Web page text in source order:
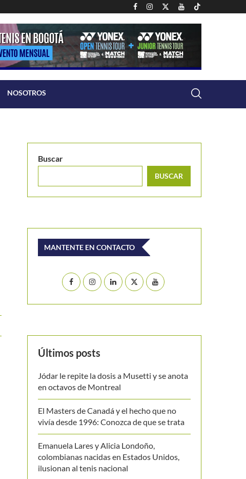
NOSOTROS
Buscar
BUSCAR
MANTENTE EN CONTACTO
Últimos posts
Jódar le repite la dosis a Musetti y se anota
en octavos de Montreal
El Masters de Canadá y el hecho que no
vivía desde 1996: Conozca de que se trata
Emanuela Lares y Alicia Londoño,
colombianas nacidas en Estados Unidos,
ilusionan al tenis nacional